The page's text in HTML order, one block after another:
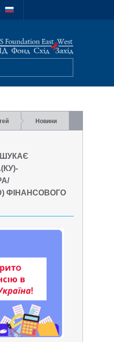
Новини
фінансового
ШУКАЄ
ФІНАНСОВОГО